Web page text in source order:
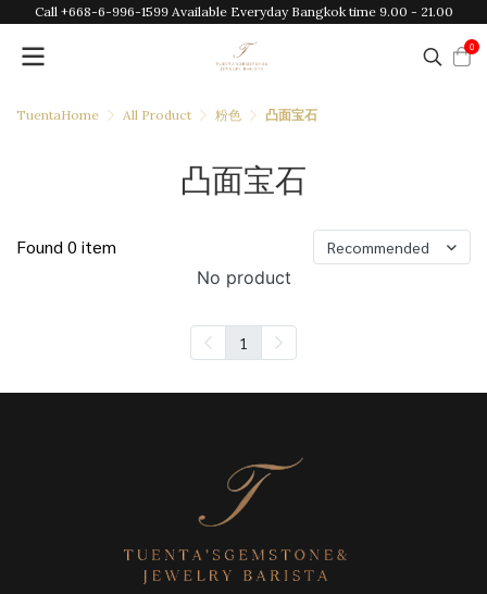
Call +668-6-996-1599 Available Everyday Bangkok time 9.00 - 21.00
0
TuentaHome All Product 粉色 凸面宝石
凸面宝石
Found 0 item Recommended
No product
1